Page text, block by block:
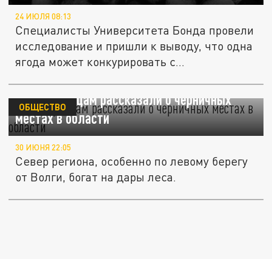
24 ИЮЛЯ 08:13
Специалисты Университета Бонда провели
исследование и пришли к выводу, что одна
ягода может конкурировать с...
Нижегородцам рассказали о черничных
местах в области
ОБЩЕСТВО
30 ИЮНЯ 22:05
Север региона, особенно по левому берегу
от Волги, богат на дары леса.